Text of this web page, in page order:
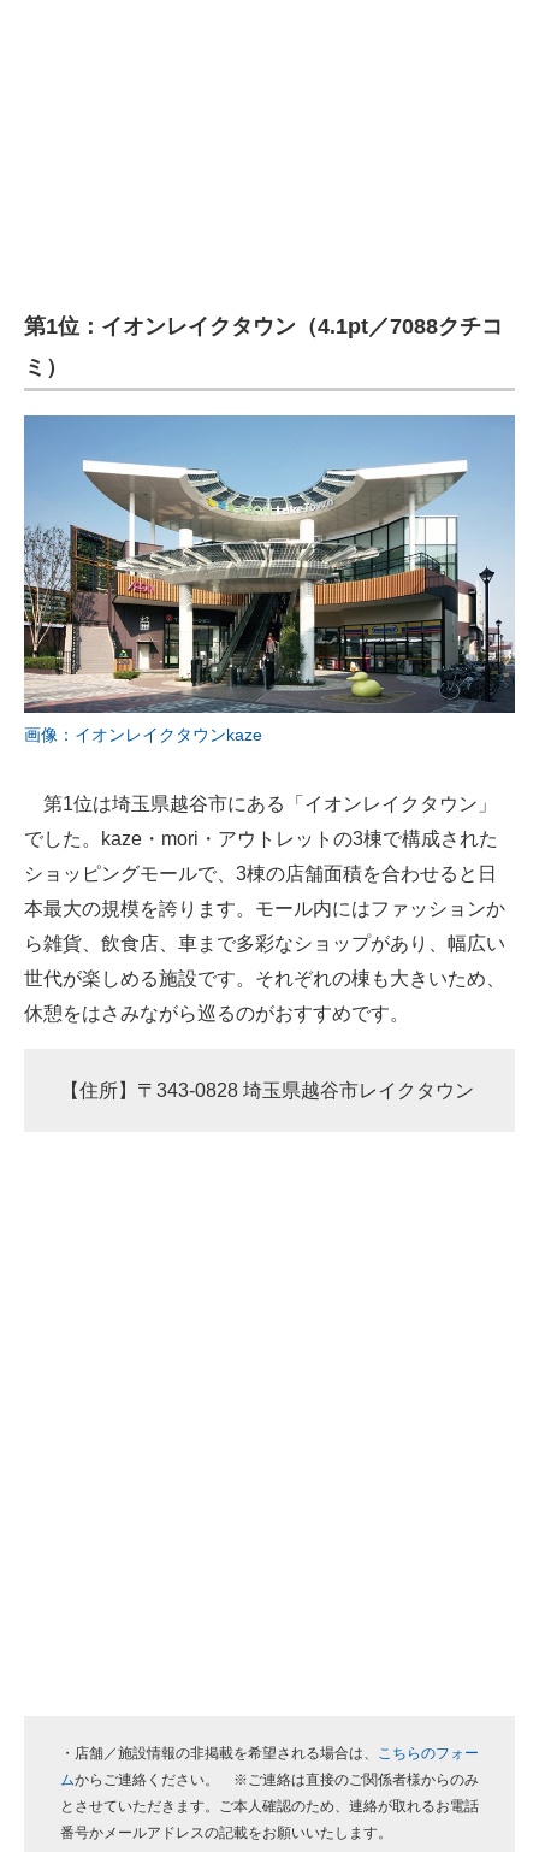
第1位：イオンレイクタウン（4.1pt／7088クチコ
ミ）
画像：イオンレイクタウンkaze
第1位は埼玉県越谷市にある「イオンレイクタウン」
でした。kaze・mori・アウトレットの3棟で構成された
ショッピングモールで、3棟の店舗面積を合わせると日
本最大の規模を誇ります。モール内にはファッションか
ら雑貨、飲食店、車まで多彩なショップがあり、幅広い
世代が楽しめる施設です。それぞれの棟も大きいため、
休憩をはさみながら巡るのがおすすめです。
【住所】〒343-0828 埼玉県越谷市レイクタウン
・店舗／施設情報の非掲載を希望される場合は、 こちらのフォー
ムからご連絡ください。 ※ご連絡は直接のご関係者様からのみ
とさせていただきます。ご本人確認のため、連絡が取れるお電話
番号かメールアドレスの記載をお願いいたします。